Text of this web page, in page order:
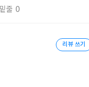
는 9년 만에 선보이는 신작
즈가 흥행하기 전부터 구
기울였다는 점에서 자신의
밑줄 0
리뷰 쓰기